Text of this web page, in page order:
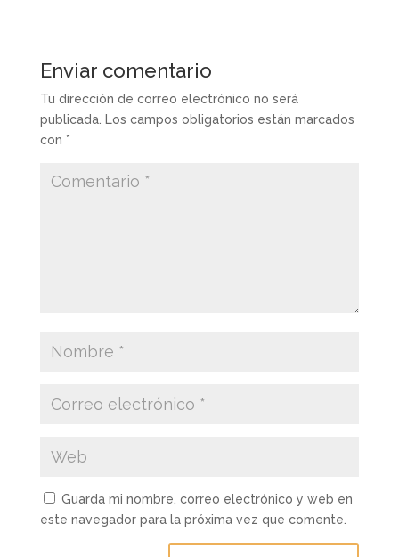
Enviar comentario
Tu dirección de correo electrónico no será
publicada. Los campos obligatorios están marcados
con *
Guarda mi nombre, correo electrónico y web en
este navegador para la próxima vez que comente.